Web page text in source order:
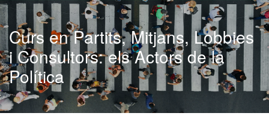
Curs en Partits, Mitjans, Lobbies
i Consultors: els Actors de la
Política